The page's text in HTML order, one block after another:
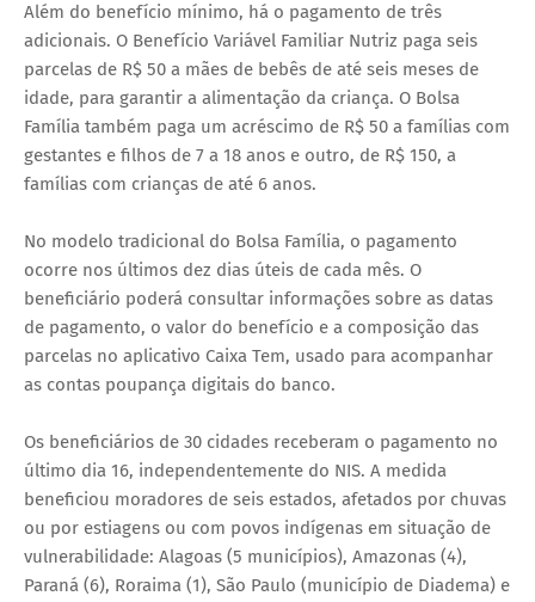
Além do benefício mínimo, há o pagamento de três
adicionais. O Benefício Variável Familiar Nutriz paga seis
parcelas de R$ 50 a mães de bebês de até seis meses de
idade, para garantir a alimentação da criança. O Bolsa
Família também paga um acréscimo de R$ 50 a famílias com
gestantes e filhos de 7 a 18 anos e outro, de R$ 150, a
famílias com crianças de até 6 anos.
No modelo tradicional do Bolsa Família, o pagamento
ocorre nos últimos dez dias úteis de cada mês. O
beneficiário poderá consultar informações sobre as datas
de pagamento, o valor do benefício e a composição das
parcelas no aplicativo Caixa Tem, usado para acompanhar
as contas poupança digitais do banco.
Os beneficiários de 30 cidades receberam o pagamento no
último dia 16, independentemente do NIS. A medida
beneficiou moradores de seis estados, afetados por chuvas
ou por estiagens ou com povos indígenas em situação de
vulnerabilidade: Alagoas (5 municípios), Amazonas (4),
Paraná (6), Roraima (1), São Paulo (município de Diadema) e